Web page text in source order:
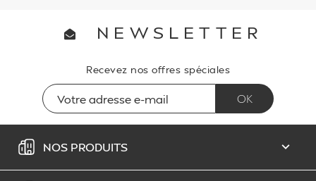
NEWSLETTER
Recevez nos offres spéciales
NOS PRODUITS 